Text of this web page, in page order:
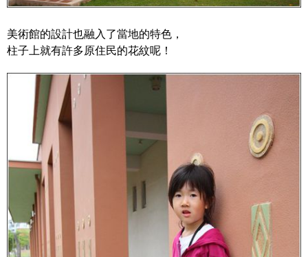
美術館的設計也融入了當地的特色，
柱子上就有許多原住民的花紋呢！